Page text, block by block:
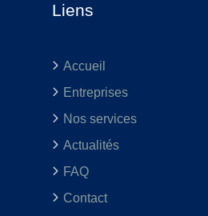
Liens
Accueil
Entreprises
Nos services
Actualités
FAQ
Contact